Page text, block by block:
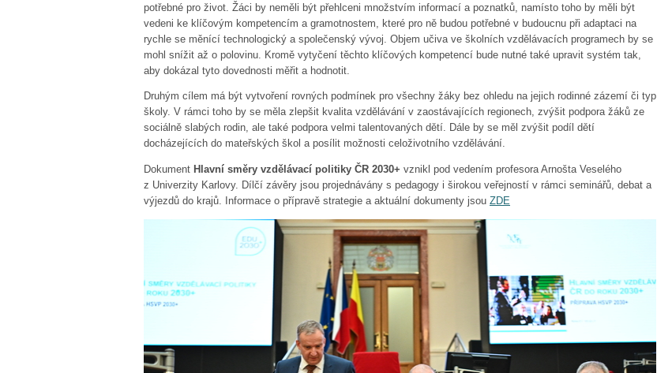
potřebné pro život. Žáci by neměli být přehlceni množstvím informací a poznatků, namísto toho by měli být
vedeni ke klíčovým kompetencím a gramotnostem, které pro ně budou potřebné v budoucnu při adaptaci na
rychle se měnící technologický a společenský vývoj. Objem učiva ve školních vzdělávacích programech by se
mohl snížit až o polovinu. Kromě vytyčení těchto klíčových kompetencí bude nutné také upravit systém tak,
aby dokázal tyto dovednosti měřit a hodnotit.
Druhým cílem má být vytvoření rovných podmínek pro všechny žáky bez ohledu na jejich rodinné zázemí či typ
školy. V rámci toho by se měla zlepšit kvalita vzdělávání v zaostávajících regionech, zvýšit podpora žáků ze
sociálně slabých rodin, ale také podpora velmi talentovaných dětí. Dále by se měl zvýšit podíl dětí
docházejících do mateřských škol a posílit možnosti celoživotního vzdělávání.
Dokument Hlavní směry vzdělávací politiky ČR 2030+ vznikl pod vedením profesora Arnošta Veselého
z Univerzity Karlovy. Dílčí závěry jsou projednávány s pedagogy i širokou veřejností v rámci seminářů, debat a
výjezdů do krajů. Informace o přípravě strategie a aktuální dokumenty jsou ZDE